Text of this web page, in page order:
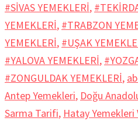
#SİVAS YEMEKLERİ,
YEMEKLERİ, #TRABZON
YEMEKLERİ, #UŞAK
#YALOVA YEMEKLERİ,
#ZONGULDAK YEMEKLERİ,
Antep Yemekleri, Doğu
Sarma Tarifi, Hatay